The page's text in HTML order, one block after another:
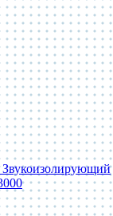
Звукоизолирующий